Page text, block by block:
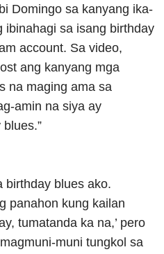
Domingo sa kanyang ika-
ibinahagi sa isang birthday
account. Sa video,
ang kanyang mga
na maging ama sa
amin na siya ay
birthday blues ako.
panahon kung kailan
tumatanda ka na,’ pero
muni tungkol sa